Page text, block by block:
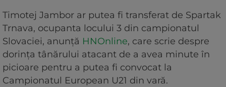
Timotej Jambor ar putea fi transferat de Spartak
Trnava, ocupanta locului 3 din campionatul
Slovaciei, anunță HNOnline, care scrie despre
dorința tânărului atacant de a avea minute în
picioare pentru a putea fi convocat la
Campionatul European U21 din vară.